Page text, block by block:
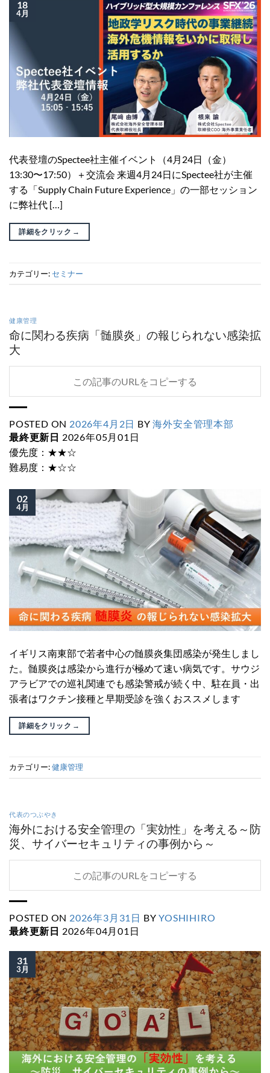
18
4月
代表登壇のSpectee社主催イベント（4月24日（金）
13:30〜17:50）＋交流会 来週4月24日にSpectee社が主催
する「Supply Chain Future Experience」の一部セッション
に弊社代 […]
詳細をクリック →
カテゴリー: セミナー
健康管理
命に関わる疾病「髄膜炎」の報じられない感染拡
大
この記事のURLをコピーする
POSTED ON 2026年4月2日 BY海外安全管理本部
最終更新日 2026年05月01日
優先度：★★☆
難易度：★☆☆
02
4月
イギリス南東部で若者中心の髄膜炎集団感染が発生しまし
た。髄膜炎は感染から進行が極めて速い病気です。サウジ
アラビアでの巡礼関連でも感染警戒が続く中、駐在員・出
張者はワクチン接種と早期受診を強くおススメします
詳細をクリック →
カテゴリー:健康管理
代表のつぶやき
海外における安全管理の「実効性」を考える～防
災、サイバーセキュリティの事例から～
この記事のURLをコピーする
POSTED ON 2026年3月31日 BYYOSHIHIRO
最終更新日 2026年04月01日
31
3月